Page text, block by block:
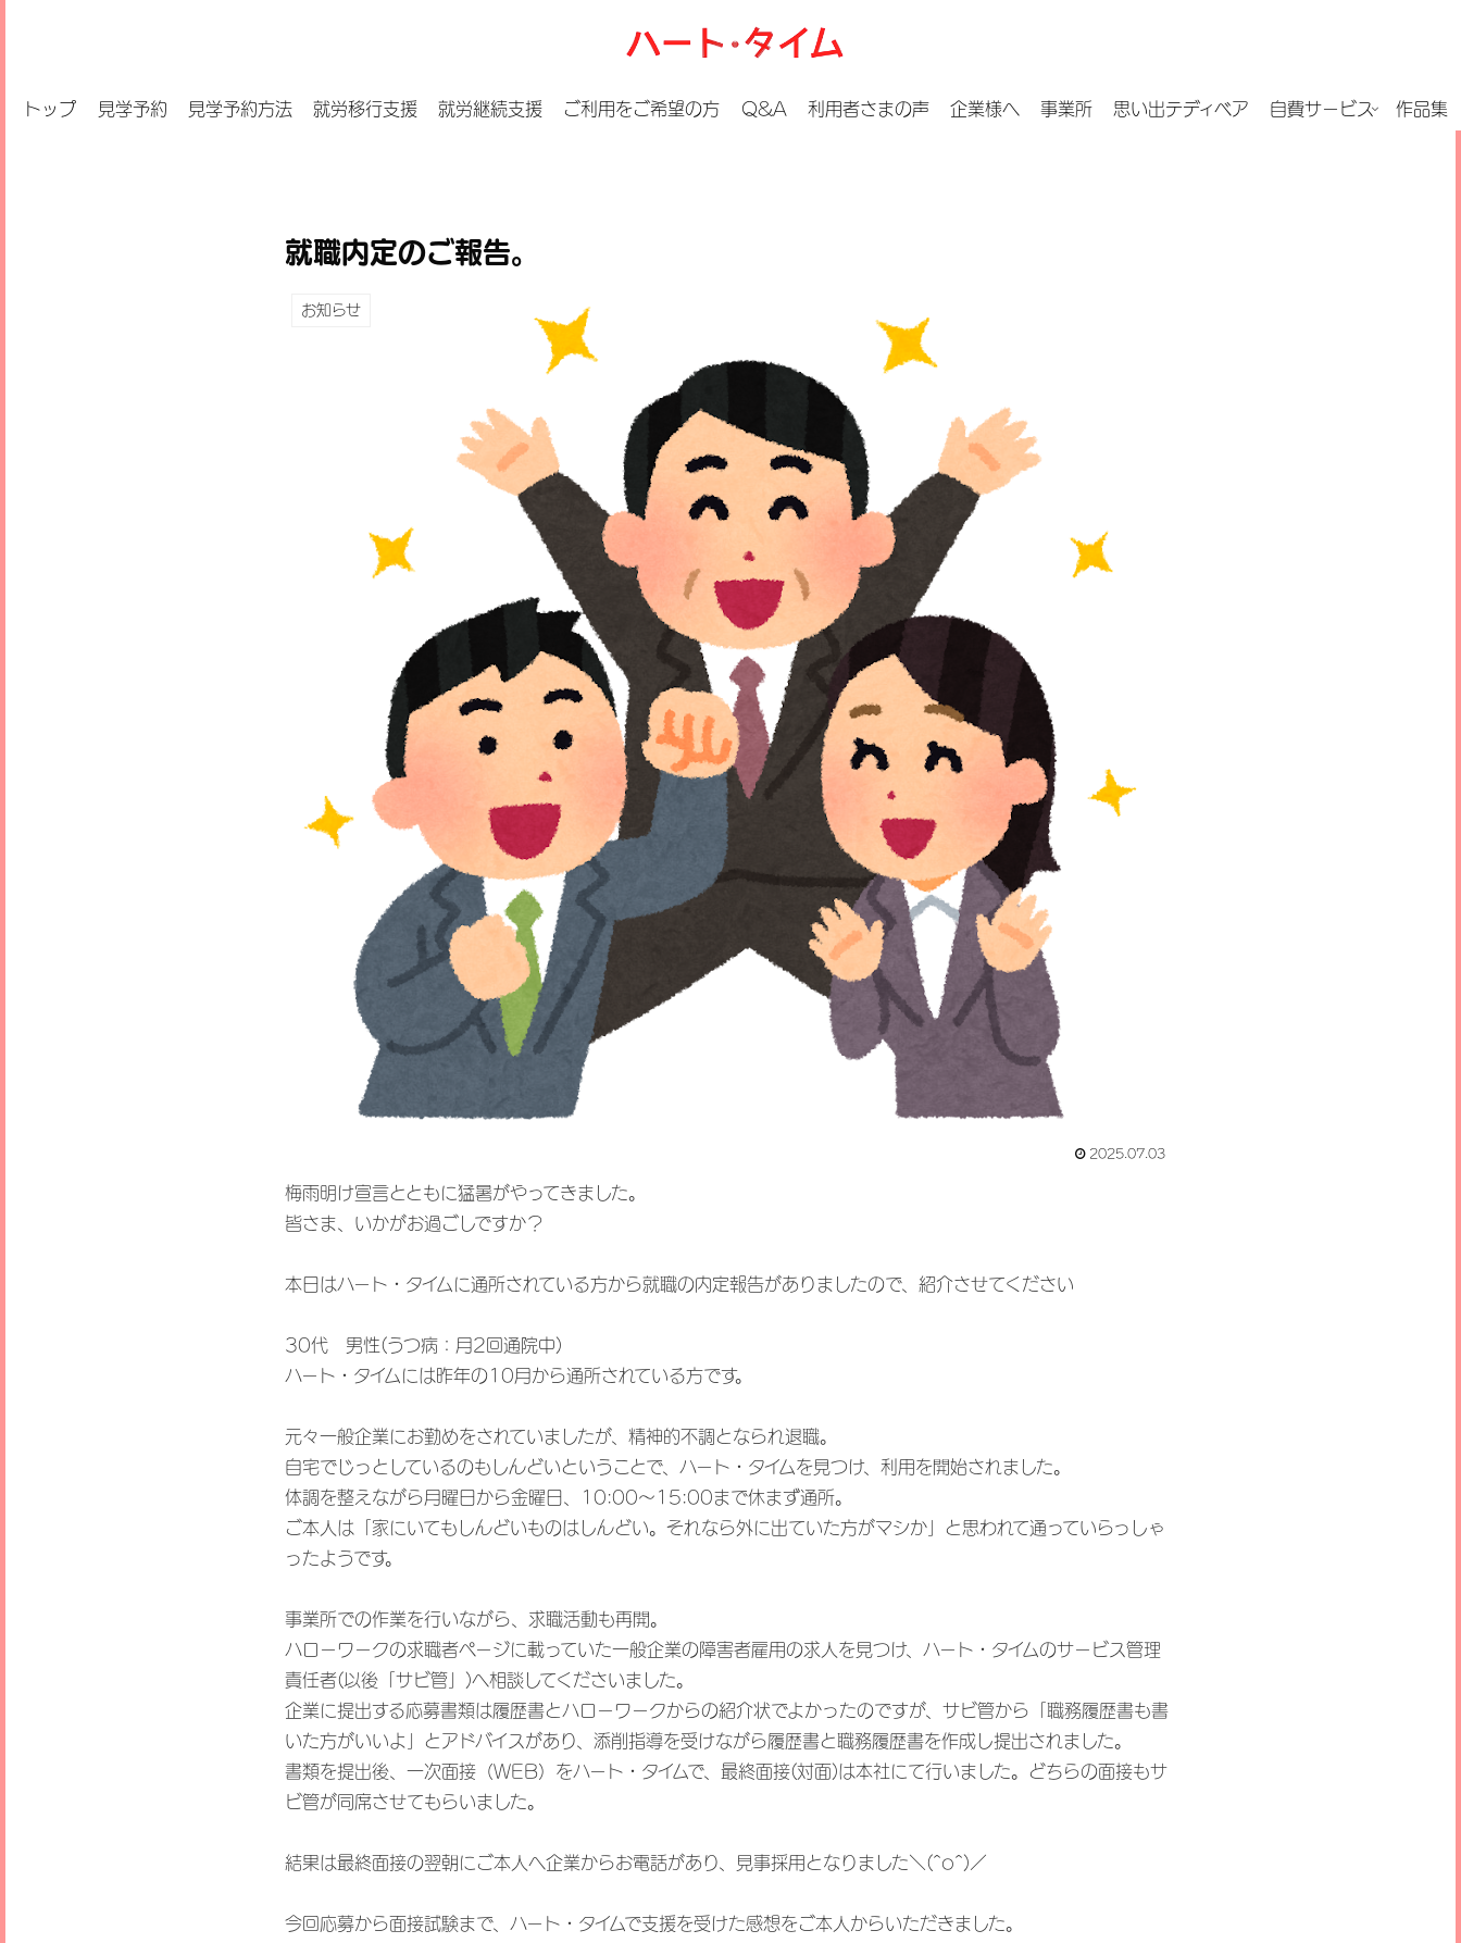
トップ 見学予約 見学予約方法 就労移行支援 就労継続支援 ご利用をご希望の方 Q&A 利用者さまの声 企業様へ 事業所 思い出テディベア 自費サービス 作品集
就職内定のご報告。
お知らせ
2025.07.03
梅雨明け宣言とともに猛暑がやってきました。
皆さま、いかがお過ごしですか？
本日はハート・タイムに通所されている方から就職の内定報告がありましたので、紹介させてください
30代 男性(うつ病：月2回通院中)
ハート・タイムには昨年の10月から通所されている方です。
元々一般企業にお勤めをされていましたが、精神的不調となられ退職。
自宅でじっとしているのもしんどいということで、ハート・タイムを見つけ、利用を開始されました。
体調を整えながら月曜日から金曜日、10:00～15:00まで休まず通所。
ご本人は「家にいてもしんどいものはしんどい。それなら外に出ていた方がマシか」と思われて通っていらっしゃ
ったようです。
事業所での作業を行いながら、求職活動も再開。
ハローワークの求職者ページに載っていた一般企業の障害者雇用の求人を見つけ、ハート・タイムのサービス管理
責任者(以後「サビ管」)へ相談してくださいました。
企業に提出する応募書類は履歴書とハローワークからの紹介状でよかったのですが、サビ管から「職務履歴書も書
いた方がいいよ」とアドバイスがあり、添削指導を受けながら履歴書と職務履歴書を作成し提出されました。
書類を提出後、一次面接（WEB）をハート・タイムで、最終面接(対面)は本社にて行いました。どちらの面接もサ
ビ管が同席させてもらいました。
結果は最終面接の翌朝にご本人へ企業からお電話があり、見事採用となりました＼(^o^)／
今回応募から面接試験まで、ハート・タイムで支援を受けた感想をご本人からいただきました。